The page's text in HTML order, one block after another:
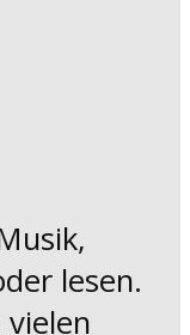
lesen.